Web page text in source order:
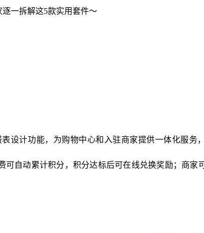
一拆解这5款实用套件～
设计功能，为购物中心和入驻商家提供一体化服务
自动累计积分，积分达标后可在线兑换奖励；商家